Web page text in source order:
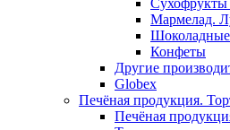
Сухофрукты
Мармелад.
Конфеты
Другие
Globex
Печёная продукция.
Печёная